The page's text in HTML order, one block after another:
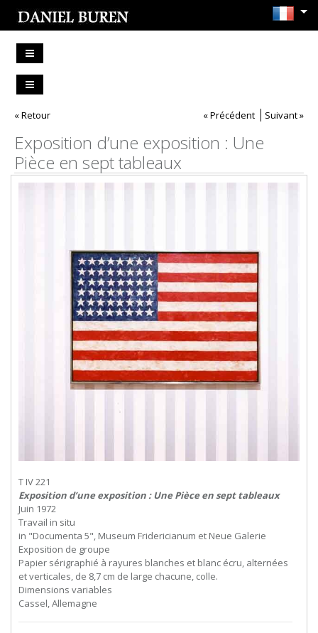
« Retour « Précédent Suivant »
Exposition d’une exposition : Une
Pièce en sept tableaux
T IV 221
Exposition d’une exposition : Une Pièce en sept tableaux
Juin 1972
Travail in situ
in "Documenta 5", Museum Fridericianum et Neue Galerie
Exposition de groupe
Papier sérigraphié à rayures blanches et blanc écru, alternées
et verticales, de 8,7 cm de large chacune, colle.
Dimensions variables
Cassel, Allemagne